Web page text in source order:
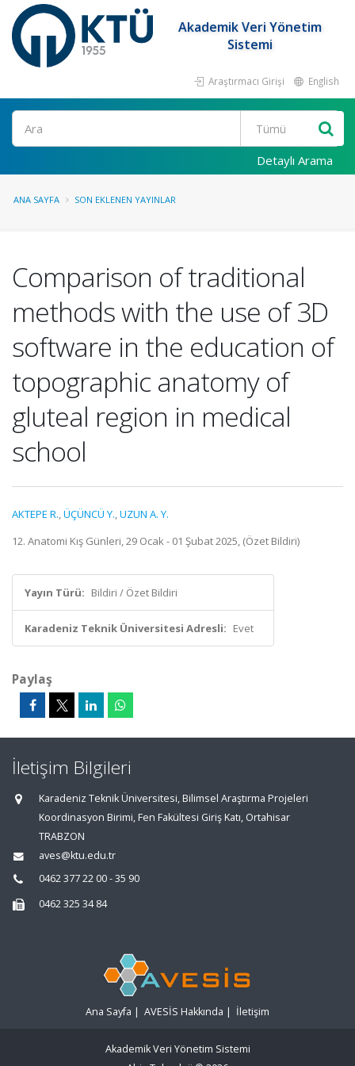
Akademik Veri Yönetim
Sistemi
Araştırmacı Girişi English
Ara
Detaylı Arama
ANA SAYFA SON EKLENEN YAYINLAR
Comparison of traditional
methods with the use of 3D
software in the education of
topographic anatomy of
gluteal region in medical
school
AKTEPE R.,ÜÇÜNCÜ Y.,UZUN A. Y.
12. Anatomi Kış Günleri, 29 Ocak - 01 Şubat 2025, (Özet Bildiri)
Yayın Türü: Bildiri / Özet Bildiri
Karadeniz Teknik Üniversitesi Adresli: Evet
Paylaş
İletişim Bilgileri
Karadeniz Teknik Üniversitesi, Bilimsel Araştırma Projeleri
Koordinasyon Birimi, Fen Fakültesi Giriş Katı, Ortahisar
TRABZON
aves@ktu.edu.tr
0462 377 22 00 - 35 90
0462 325 34 84
Ana Sayfa | AVESİS Hakkında | İletişim
Akademik Veri Yönetim Sistemi